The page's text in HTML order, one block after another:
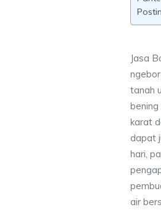
Jasa
tanah
karat
dapat
hari,
air